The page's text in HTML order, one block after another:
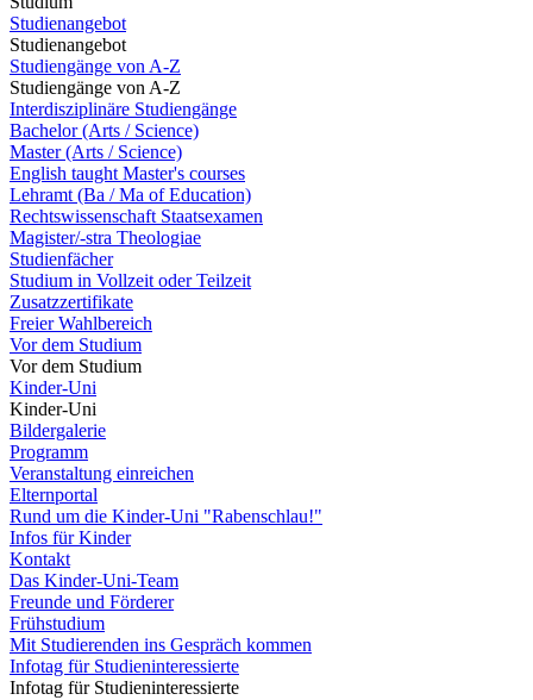
Studienangebot
Studienangebot
Studiengänge von A-Z
Studiengänge von A-Z
Interdisziplinäre Studiengänge
Bachelor (Arts / Science)
Master (Arts / Science)
English taught Master's courses
Lehramt (Ba / Ma of Education)
Rechtswissenschaft Staatsexamen
Magister/-stra Theologiae
Studienfächer
Studium in Vollzeit oder Teilzeit
Zusatzzertifikate
Freier Wahlbereich
Vor dem Studium
Vor dem Studium
Kinder-Uni
Kinder-Uni
Bildergalerie
Programm
Veranstaltung einreichen
Elternportal
Rund um die Kinder-Uni "Rabenschlau!"
Infos für Kinder
Kontakt
Das Kinder-Uni-Team
Freunde und Förderer
Frühstudium
Mit Studierenden ins Gespräch kommen
Infotag für Studieninteressierte
Infotag für Studieninteressierte